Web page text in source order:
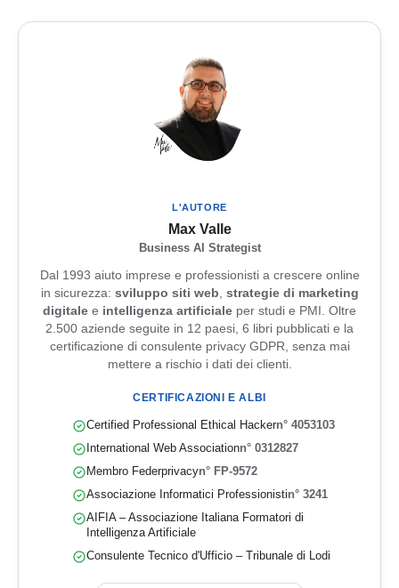
L'AUTORE
Max Valle
Business AI Strategist
Dal 1993 aiuto imprese e professionisti a crescere online
in sicurezza: sviluppo siti web, strategie di marketing
digitale e intelligenza artificiale per studi e PMI. Oltre
2.500 aziende seguite in 12 paesi, 6 libri pubblicati e la
certificazione di consulente privacy GDPR, senza mai
mettere a rischio i dati dei clienti.
CERTIFICAZIONI E ALBI
Certified Professional Ethical Hackern° 4053103
International Web Associationn° 0312827
Membro Federprivacyn° FP-9572
Associazione Informatici Professionistin° 3241
AIFIA – Associazione Italiana Formatori di
Intelligenza Artificiale
Consulente Tecnico d'Ufficio – Tribunale di Lodi